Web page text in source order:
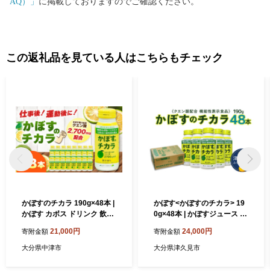
や破損が発生した場合も、再送はいたしかねます。あらかじめご
この返礼品を見ている人はこちらもチェック
かぼすのチカラ 190g×48本 |
かぼす カボス ドリンク 飲料
示食品 大分県 中津市
寄附金額 21,000円
大分県中津市
かぼす<かぼすのチカラ> 19
0g×48本 | かぼすジュース か
機能性表示食品 カボス クエ
ン酸 大分県 九州 津久見市 国
寄附金額 24,000円
大分県津久見市